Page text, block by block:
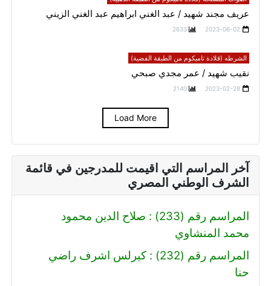
عريف مجند شهيد / عبد الغني ابراهيم عبد الغني الزيني
2023-06-02
2633
الشرطه (قلادة تاميكوم من الطبقة الفضية)
نقيب شهيد / عمر مجدي صبحي
2023-02-28
2140
Load More
آخر المراسم التي اقيمت للمدرجين في قائمة
الشرف الوطني المصري
المراسم رقم (233) : صلاح الدين محمود
محمد المنشاوي
المراسم رقم (232) : كيرلس اشرف راضي
حنا